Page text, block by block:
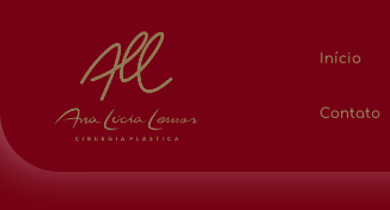
Início
Contato